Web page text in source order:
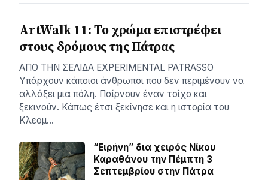
ArtWalk 11: Το χρώμα επιστρέφει
στους δρόμους της Πάτρας
AΠΟ ΤΗΝ ΣΕΛΙΔΑ EXPERIMENTAL PATRASSO
Υπάρχουν κάποιοι άνθρωποι που δεν περιμένουν να
αλλάξει μια πόλη. Παίρνουν έναν τοίχο και
ξεκινούν. Κάπως έτσι ξεκίνησε και η ιστορία του
Κλεομ…
“Ειρήνη” δια χειρός Νίκου
Καραθάνου την Πέμπτη 3
Σεπτεμβρίου στην Πάτρα